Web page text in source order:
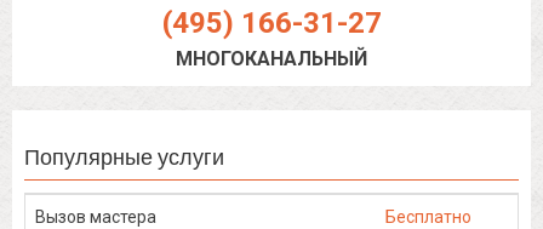
(495) 166-31-27
МНОГОКАНАЛЬНЫЙ
Популярные услуги
Вызов мастера Бесплатно